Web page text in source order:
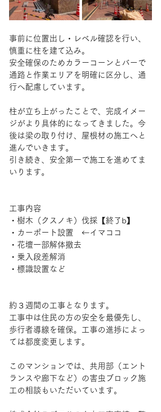
事前に位置出し・レベル確認を行い、
慎重に柱を建て込み。
安全確保のためカラーコーンとバーで
通路と作業エリアを明確に区分し、通
行へ配慮しています。
柱が立ち上がったことで、完成イメー
ジがより具体的になってきました。今
後は梁の取り付け、屋根材の施工へと
進んでいきます。
引き続き、安全第一で施工を進めてま
いります。
工事内容
・樹木（クスノキ）伐採【終了b】
・カーポート設置　←イマココ
・花壇一部解体撤去
・乗入段差解消
・標識設置など
約３週間の工事となります。
工事中は住民の方の安全を最優先し、
歩行者導線を確保。工事の進捗によっ
ては都度変更します。
このマンションでは、共用部（エント
ランスや廊下など）の害虫ブロック施
工の相談もいただいています。